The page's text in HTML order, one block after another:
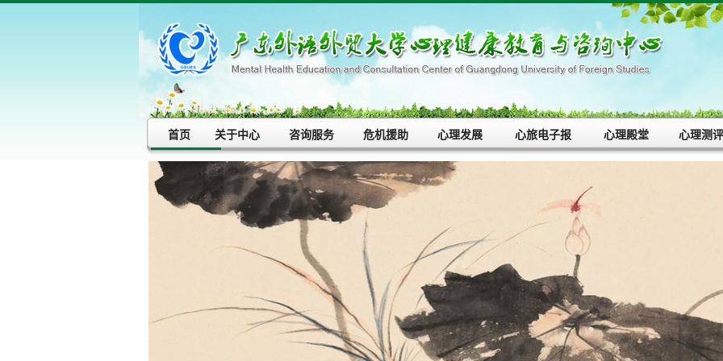
首页 关于中心 咨询服务 危机援助 心理发展 心旅电子报 心理殿堂 心理测